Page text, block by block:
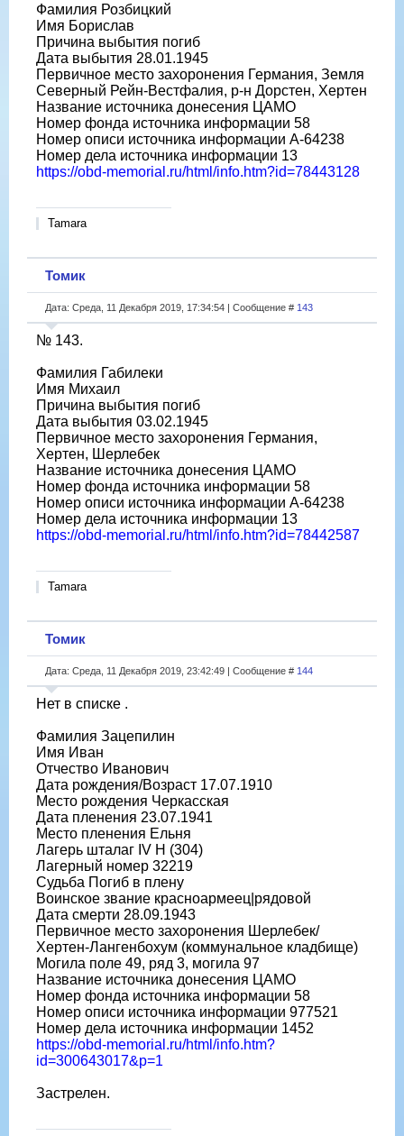
Фамилия Розбицкий
Имя Борислав
Причина выбытия погиб
Дата выбытия 28.01.1945
Первичное место захоронения Германия, Земля
Северный Рейн-Вестфалия, р-н Дорстен, Хертен
Название источника донесения ЦАМО
Номер фонда источника информации 58
Номер описи источника информации A-64238
Номер дела источника информации 13
https://obd-memorial.ru/html/info.htm?id=78443128
Tamara
Томик
Дата: Среда, 11 Декабря 2019, 17:34:54 | Сообщение # 143
№ 143.
Фамилия Габилеки
Имя Михаил
Причина выбытия погиб
Дата выбытия 03.02.1945
Первичное место захоронения Германия,
Хертен, Шерлебек
Название источника донесения ЦАМО
Номер фонда источника информации 58
Номер описи источника информации A-64238
Номер дела источника информации 13
https://obd-memorial.ru/html/info.htm?id=78442587
Tamara
Томик
Дата: Среда, 11 Декабря 2019, 23:42:49 | Сообщение # 144
Нет в списке .
Фамилия Зацепилин
Имя Иван
Отчество Иванович
Дата рождения/Возраст 17.07.1910
Место рождения Черкасская
Дата пленения 23.07.1941
Место пленения Ельня
Лагерь шталаг IV H (304)
Лагерный номер 32219
Судьба Погиб в плену
Воинское звание красноармеец|рядовой
Дата смерти 28.09.1943
Первичное место захоронения Шерлебек/
Хертен-Лангенбохум (коммунальное кладбище)
Могила поле 49, ряд 3, могила 97
Название источника донесения ЦАМО
Номер фонда источника информации 58
Номер описи источника информации 977521
Номер дела источника информации 1452
https://obd-memorial.ru/html/info.htm?
id=300643017&p=1
Застрелен.